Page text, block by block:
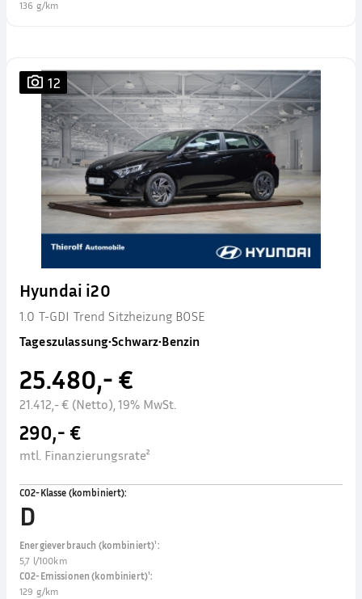
136 g/km
12
Hyundai i20
1.0 T-GDI Trend Sitzheizung BOSE
Tageszulassung•Schwarz•Benzin
25.480,- €
21.412,- € (Netto), 19% MwSt.
290,- €
mtl. Finanzierungsrate²
CO2-Klasse (kombiniert):
D
Energieverbrauch (kombiniert)¹:
5,7 l/100km
CO2-Emissionen (kombiniert)¹:
129 g/km